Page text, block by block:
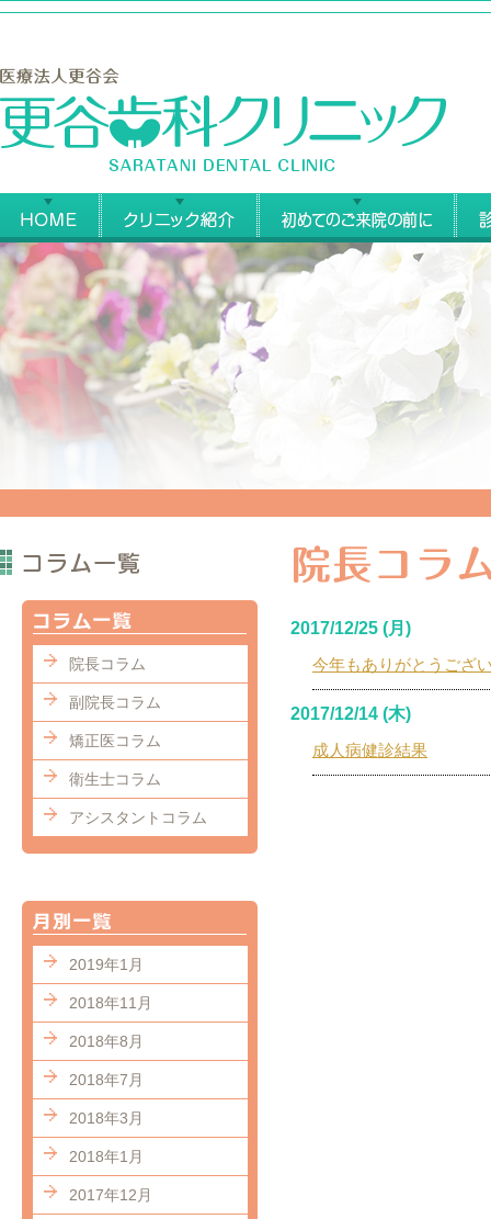
HOME クリニック紹介 始め
院長コラム
副院長コラム
矯正医コラム
衛生士コラム
アシスタントコラム
2019年1月
2018年11月
2018年8月
2018年7月
2018年3月
2018年1月
2017年12月
2017/12/25 (月)
今年もありがとうござ
2017/12/14 (木)
成人病健診結果